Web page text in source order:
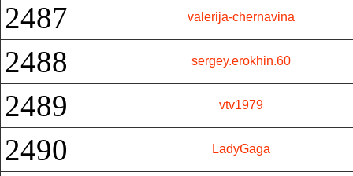
2487 valerija-chernavina
2488 sergey.erokhin.60
2489 vtv1979
2490 LadyGaga